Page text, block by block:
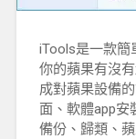
iTools是一款簡
你的蘋果有沒
成對蘋果設備
面、軟體app安
備份、歸類、